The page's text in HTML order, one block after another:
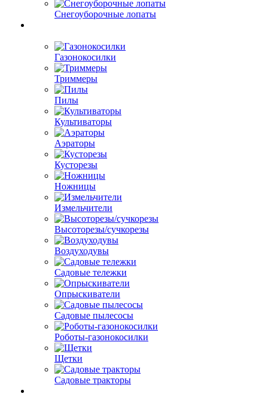
Снегоуборочные лопаты
Газонокосилки
Триммеры
Пилы
Культиваторы
Аэраторы
Кусторезы
Ножницы
Измельчители
Высоторезы/сучкорезы
Воздуходувы
Садовые тележки
Опрыскиватели
Садовые пылесосы
Роботы-газонокосилки
Щетки
Садовые тракторы